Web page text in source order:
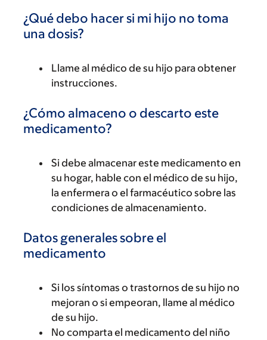
¿Qué debo hacer si mi hijo no toma
una dosis?
Llame al médico de su hijo para obtener
instrucciones.
¿Cómo almaceno o descarto este
medicamento?
Si debe almacenar este medicamento en
su hogar, hable con el médico de su hijo,
la enfermera o el farmacéutico sobre las
condiciones de almacenamiento.
Datos generales sobre el
medicamento
Si los síntomas o trastornos de su hijo no
mejoran o si empeoran, llame al médico
de su hijo.
No comparta el medicamento del niño